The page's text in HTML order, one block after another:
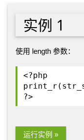
实例 1
使用 length 参数：
<?php
?>
运行实例 »